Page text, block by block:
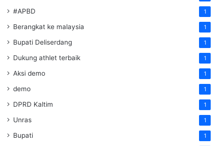
#APBD 1
Berangkat ke malaysia 1
Bupati Deliserdang 1
Dukung athlet terbaik 1
Aksi demo 1
demo 1
DPRD Kaltim 1
Unras 1
Bupati 1